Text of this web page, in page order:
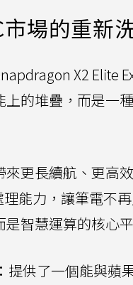
場的重新
X2 Elite
上的堆疊，而是一
來更長續航、更高
能力，讓筆電不
智慧運算的核心
提供了一個能與蘋